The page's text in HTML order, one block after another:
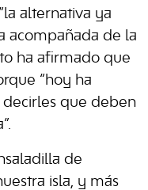
alternativa ya
acompañada de la
ha afirmado que
“hoy ha
decirles que deben
de
isla, y más